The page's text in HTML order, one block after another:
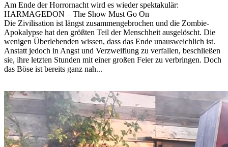
Am Ende der Horrornacht wird es wieder spektakulär:
HARMAGEDON – The Show Must Go On
Die Zivilisation ist längst zusammengebrochen und die Zombie-
Apokalypse hat den größten Teil der Menschheit ausgelöscht. Die
wenigen Überlebenden wissen, dass das Ende unausweichlich ist.
Anstatt jedoch in Angst und Verzweiflung zu verfallen, beschließen
sie, ihre letzten Stunden mit einer großen Feier zu verbringen. Doch
das Böse ist bereits ganz nah...